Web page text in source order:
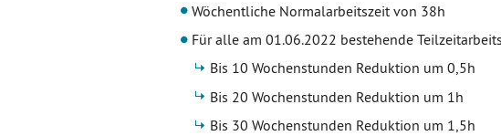
Wöchentliche Normalarbeitszeit von 38h
Für alle am 01.06.2022 bestehende
Bis 10 Wochenstunden Reduktion um 0,5h
Bis 20 Wochenstunden Reduktion um 1h
Bis 30 Wochenstunden Reduktion um 1,5h